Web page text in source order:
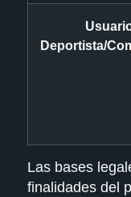
Deportista/
Las bases
finalidades del